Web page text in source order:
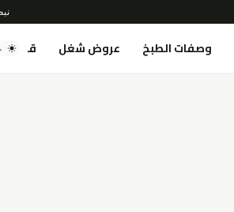
وصفات الطبخ عروض شغل قصص